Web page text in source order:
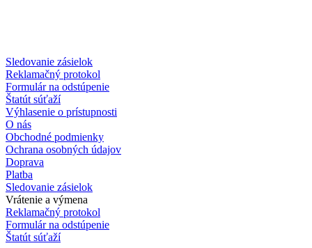
Sledovanie zásielok
Reklamačný protokol
Formulár na odstúpenie
Štatút súťaží
Výhlasenie o prístupnosti
O nás
Obchodné podmienky
Ochrana osobných údajov
Doprava
Platba
Sledovanie zásielok
Vrátenie a výmena
Reklamačný protokol
Formulár na odstúpenie
Štatút súťaží